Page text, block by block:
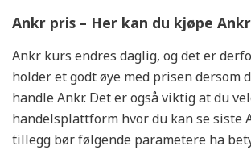
Ankr pris – Her kan du kjøpe Ankr
Ankr kurs endres daglig, og det er
holder et godt øye med prisen dersom
handle Ankr. Det er også viktig at du
handelsplattform hvor du kan se siste
tillegg bør følgende parametere ha